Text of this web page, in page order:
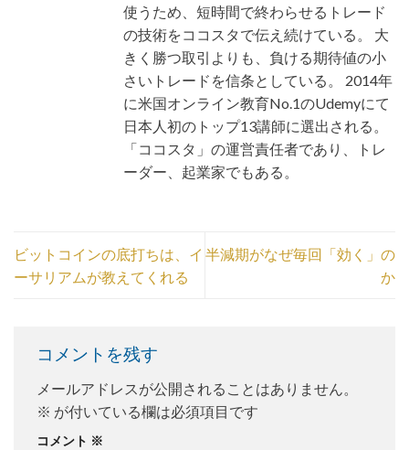
使うため、短時間で終わらせるトレード
の技術をココスタで伝え続けている。 大
きく勝つ取引よりも、負ける期待値の小
さいトレードを信条としている。 2014年
に米国オンライン教育No.1のUdemyにて
日本人初のトップ13講師に選出される。
「ココスタ」の運営責任者であり、トレ
ーダー、起業家でもある。
ビットコインの底打ちは、イ
ーサリアムが教えてくれる
半減期がなぜ毎回「効く」の
か
コメントを残す
メールアドレスが公開されることはありません。
※ が付いている欄は必須項目です
コメント ※